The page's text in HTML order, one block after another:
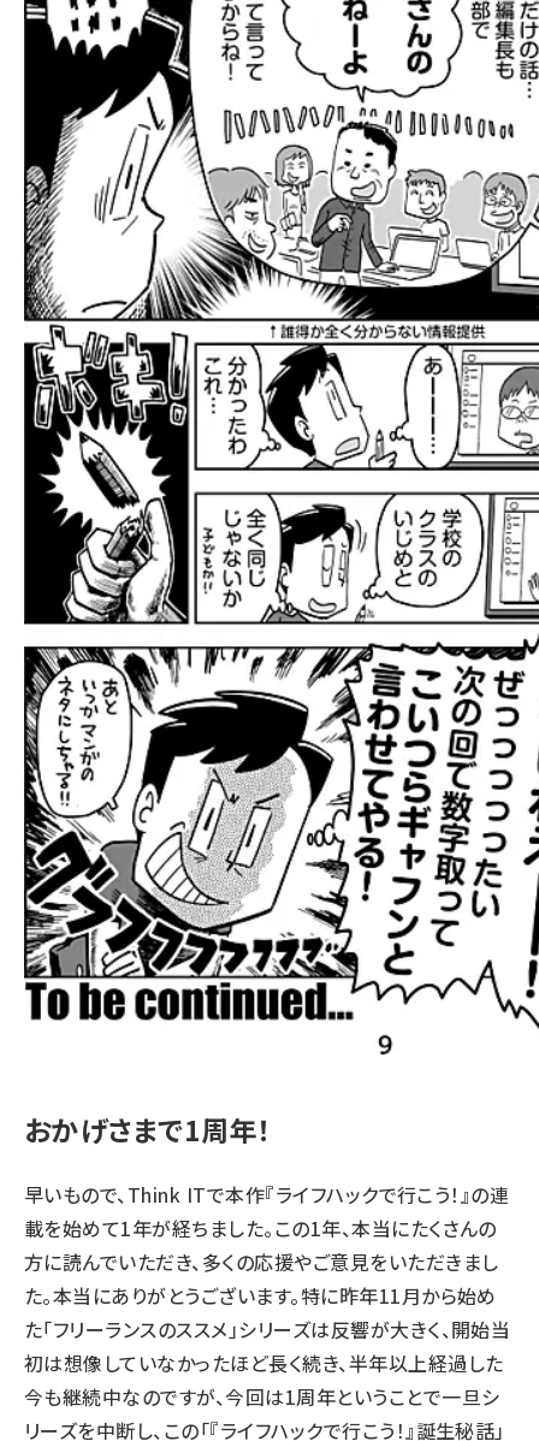
おかげさまで1周年！
早いもので、Think ITで本作『ライフハックで行こう！』の連
載を始めて1年が経ちました。この1年、本当にたくさんの
方に読んでいただき、多くの応援やご意見をいただきまし
た。本当にありがとうございます。特に昨年11月から始め
た「フリーランスのススメ」シリーズは反響が大きく、開始当
初は想像していなかったほど長く続き、半年以上経過した
今も継続中なのですが、今回は1周年ということで一旦シ
リーズを中断し、この「『ライフハックで行こう！』誕生秘話」